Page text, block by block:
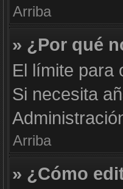
Arriba
» ¿Por qué
El límite para
Si necesita
Arriba
» ¿Cómo